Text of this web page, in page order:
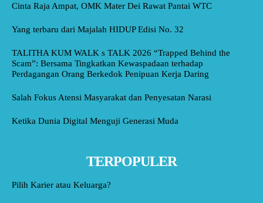
Cinta Raja Ampat, OMK Mater Dei Rawat Pantai WTC
Yang terbaru dari Majalah HIDUP Edisi No. 32
TALITHA KUM WALK s TALK 2026 “Trapped Behind the
Scam”: Bersama Tingkatkan Kewaspadaan terhadap
Perdagangan Orang Berkedok Penipuan Kerja Daring
Salah Fokus Atensi Masyarakat dan Penyesatan Narasi
Ketika Dunia Digital Menguji Generasi Muda
TERPOPULER
Pilih Karier atau Keluarga?